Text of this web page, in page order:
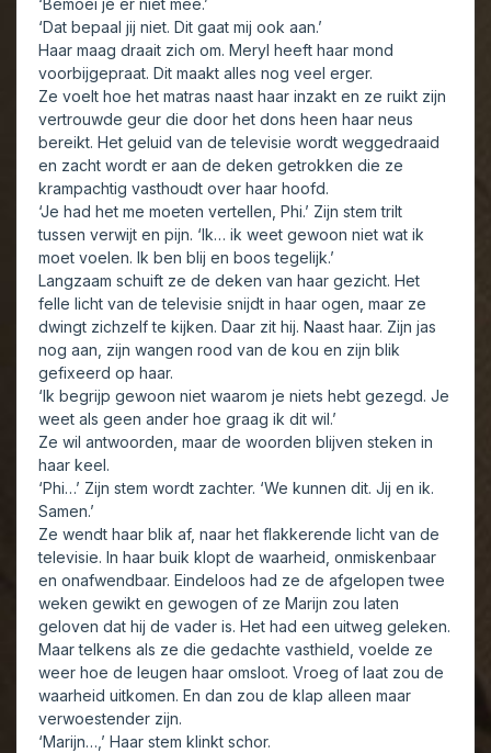
‘Bemoei je er niet mee.’
‘Dat bepaal jij niet. Dit gaat mij ook aan.’
Haar maag draait zich om. Meryl heeft haar mond
voorbijgepraat. Dit maakt alles nog veel erger.
Ze voelt hoe het matras naast haar inzakt en ze ruikt zijn
vertrouwde geur die door het dons heen haar neus
bereikt. Het geluid van de televisie wordt weggedraaid
en zacht wordt er aan de deken getrokken die ze
krampachtig vasthoudt over haar hoofd.
‘Je had het me moeten vertellen, Phi.’ Zijn stem trilt
tussen verwijt en pijn. ‘Ik… ik weet gewoon niet wat ik
moet voelen. Ik ben blij en boos tegelijk.’
Langzaam schuift ze de deken van haar gezicht. Het
felle licht van de televisie snijdt in haar ogen, maar ze
dwingt zichzelf te kijken. Daar zit hij. Naast haar. Zijn jas
nog aan, zijn wangen rood van de kou en zijn blik
gefixeerd op haar.
‘Ik begrijp gewoon niet waarom je niets hebt gezegd. Je
weet als geen ander hoe graag ik dit wil.’
Ze wil antwoorden, maar de woorden blijven steken in
haar keel.
‘Phi…’ Zijn stem wordt zachter. ‘We kunnen dit. Jij en ik.
Samen.’
Ze wendt haar blik af, naar het flakkerende licht van de
televisie. In haar buik klopt de waarheid, onmiskenbaar
en onafwendbaar. Eindeloos had ze de afgelopen twee
weken gewikt en gewogen of ze Marijn zou laten
geloven dat hij de vader is. Het had een uitweg geleken.
Maar telkens als ze die gedachte vasthield, voelde ze
weer hoe de leugen haar omsloot. Vroeg of laat zou de
waarheid uitkomen. En dan zou de klap alleen maar
verwoestender zijn.
‘Marijn…,’ Haar stem klinkt schor.